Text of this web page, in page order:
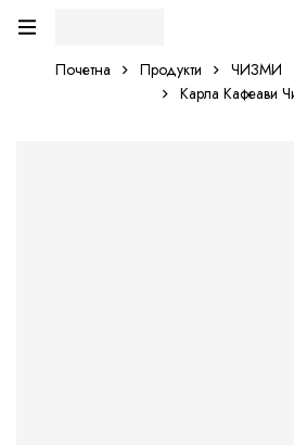
Почетна Продукти ЧИЗМИ
Карла Кафеави